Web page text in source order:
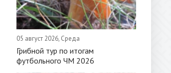
05 август 2026, Среда
Грибной тур по итогам
футбольного ЧМ 2026